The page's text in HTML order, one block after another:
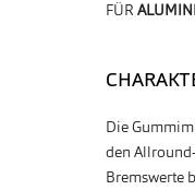
FÜR
Die
den
Bremswerte